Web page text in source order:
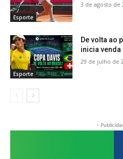
Esporte
3 de agosto de
Esporte
De volta ao
inicia
29 de julho de
-